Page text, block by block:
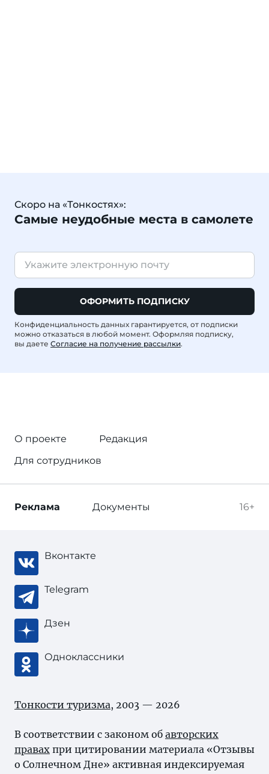
Скоро на «Тонкостях»:
Самые неудобные места в самолете
ОФОРМИТЬ ПОДПИСКУ
Конфиденциальность данных гарантируется, от подписки
можно отказаться в любой момент. Оформляя подписку,
вы даете Согласие на получение рассылки.
О проекте
Редакция
Для сотрудников
16+
Реклама Документы
Вконтакте
Telegram
Дзен
Одноклассники
Тонкости туризма, 2003 — 2026
В соответствии с законом об авторских
правах при цитировании материала «Отзывы
о Солнечном Дне» активная индексируемая